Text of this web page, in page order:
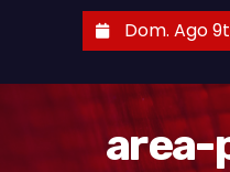
Dom. Ago
area-